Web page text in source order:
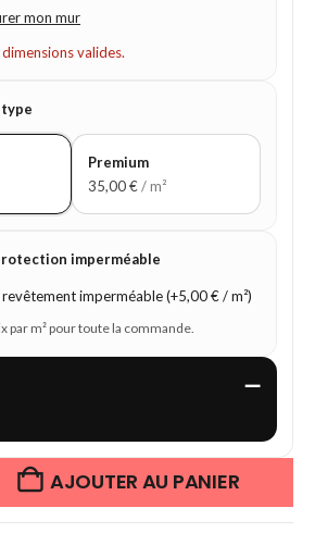
mon mur
valides.
Premium
35,00€/ m²
imperméable
imperméable (+5,00 € / m²)
par m² pour toute la commande.
—
AJOUTER AU PANIER